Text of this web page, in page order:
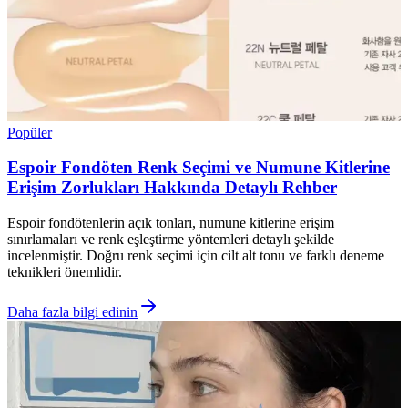
Popüler
Espoir Fondöten Renk Seçimi ve Numune Kitlerine
Erişim Zorlukları Hakkında Detaylı Rehber
Espoir fondötenlerin açık tonları, numune kitlerine erişim
sınırlamaları ve renk eşleştirme yöntemleri detaylı şekilde
incelenmiştir. Doğru renk seçimi için cilt alt tonu ve farklı deneme
teknikleri önemlidir.
Daha fazla bilgi edinin